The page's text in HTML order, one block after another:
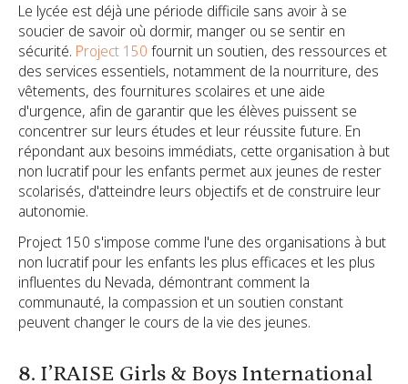
Le lycée est déjà une période difficile sans avoir à se
soucier de savoir où dormir, manger ou se sentir en
sécurité. Project 150 fournit un soutien, des ressources et
des services essentiels, notamment de la nourriture, des
vêtements, des fournitures scolaires et une aide
d'urgence, afin de garantir que les élèves puissent se
concentrer sur leurs études et leur réussite future. En
répondant aux besoins immédiats, cette organisation à but
non lucratif pour les enfants permet aux jeunes de rester
scolarisés, d'atteindre leurs objectifs et de construire leur
autonomie.
Project 150 s'impose comme l'une des organisations à but
non lucratif pour les enfants les plus efficaces et les plus
influentes du Nevada, démontrant comment la
communauté, la compassion et un soutien constant
peuvent changer le cours de la vie des jeunes.
8. I’RAISE Girls & Boys International